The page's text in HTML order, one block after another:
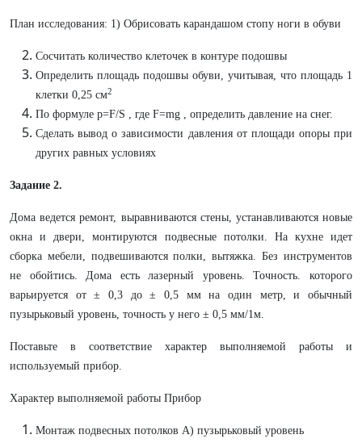
План исследования: 1) Обрисовать карандашом стопу ноги в обуви
Сосчитать количество клеточек в контуре подошвы
Определить площадь подошвы обуви, учитывая, что площадь 1
клетки 0,25 см2
По формуле p=F/S , где F=mg , определить давление на снег.
Сделать вывод о зависимости давления от площади опоры при
других равных условиях
Задание 2.
Дома ведется ремонт, выравниваются стены, устанавливаются новые
окна и двери, монтируются подвесные потолки. На кухне идет
сборка мебели, подвешиваются полки, вытяжка. Без инструментов
не обойтись. Дома есть лазерный уровень. Точность. которого
варьируется от ± 0,3 до ± 0,5 мм на один метр, и обычный
пузырьковый уровень, точность у него ± 0,5 мм/1м.
Поставьте в соответствие характер выполняемой работы и
используемый прибор.
Характер выполняемой работы Прибор
Монтаж подвесных потолков А) пузырьковый уровень